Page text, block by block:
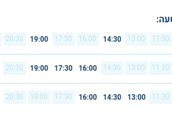
11:30
13:00
14:30
16:00
17:30
19:00
20:30
11:30
13:00
14:30
16:00
17:30
19:00
20:30
11:30
13:00
14:30
16:00
17:30
19:00
20:30